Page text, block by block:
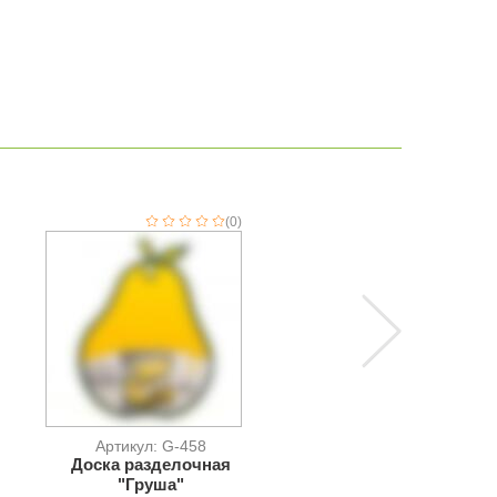
(0)
Артикул: G-458
Доска разделочная
"Груша"